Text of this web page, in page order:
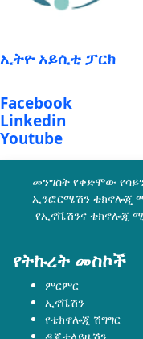
ኢትዮ አይሲቲ ፓርክ
Facebook
Linkedin
Youtube
መንግስት የቀድሞው
ኢንፎርሜሽን ቴክኖሎጂ
የኢኖቬሽንና ቴክኖሎጂ
የትኩረት መስኮች
ምርምር
ኢኖቬሽን
የቴክኖሎጂ ሽግግር